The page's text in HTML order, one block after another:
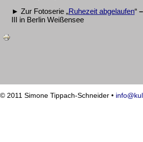
► Zur Fotoserie „Ruhezeit abgelaufen“ –
III in Berlin Weißensee
© 2011 Simone Tippach-Schneider •